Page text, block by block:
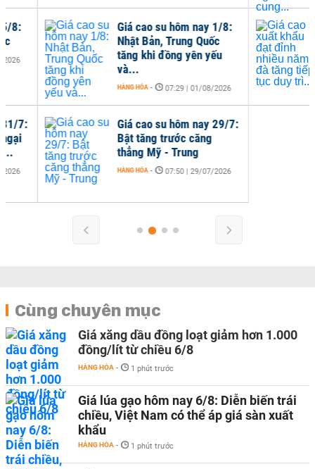
Giá cao su hôm nay 1/8:
Nhật Bản, Trung Quốc
tăng khi đồng yên yếu
HÀNG HÓA - 07:29 | 01/08/2026
Giá
HÀNG
Giá cao su hôm nay 29/7:
Bật tăng trước căng
thẳng Mỹ - Trung
HÀNG HÓA - 07:50 | 29/07/2026
Cùng chuyên mục
Giá xăng dầu đồng loạt giảm hơn 1.000
đồng/lít từ chiều 6/8
HÀNG HÓA - 1 phút trước
Giá lúa gạo hôm nay 6/8: Diễn biến trái
chiều, Việt Nam có thể áp giá sàn xuất
khẩu
HÀNG HÓA - 1 phút trước